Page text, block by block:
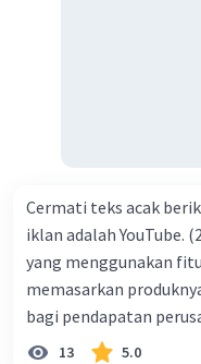
limpahan karuniaNya
Cermati teks acak berikut. (1) Salah satu media
iklan adalah YouTube.
yang menggunakan
memasarkan produknya. (3) Promosi menjadi jalan
bagi pendapatan perusahaan. (4)
suatu produk oleh
13 5.0